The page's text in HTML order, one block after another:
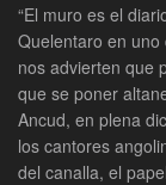
“El muro es el
Quelentaro en
nos advierten que
que se poner
Ancud, en plena
los cantores
del canalla, el